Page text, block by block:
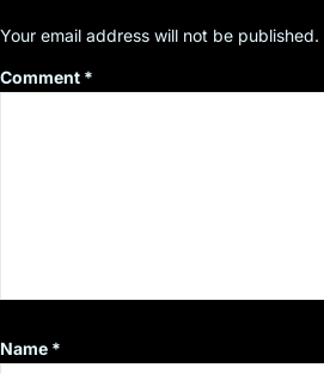
Your email address will not be published.
Comment *
Name *